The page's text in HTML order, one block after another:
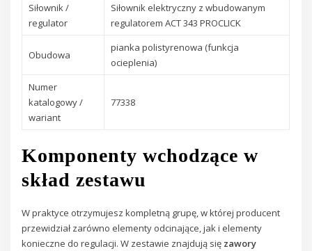
Siłownik /
regulator
Siłownik elektryczny z wbudowanym
regulatorem ACT 343 PROCLICK
Obudowa
pianka polistyrenowa (funkcja
ocieplenia)
Numer
katalogowy /
wariant
77338
Komponenty wchodzące w
skład zestawu
W praktyce otrzymujesz kompletną grupę, w której producent
przewidział zarówno elementy odcinające, jak i elementy
konieczne do regulacji. W zestawie znajdują się zawory